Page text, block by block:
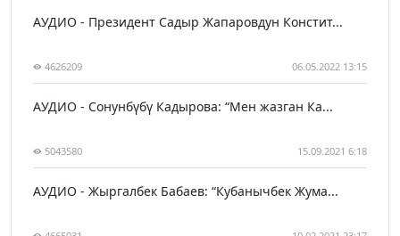
АУДИО - Президент Садыр Жапаровдун Констит...
4626209 06.05.2022 13:15
АУДИО - Сонунбүбү Кадырова: “Мен жазган Ка...
5043580 15.09.2021 6:18
АУДИО - Жыргалбек Бабаев: “Кубанычбек Жума...